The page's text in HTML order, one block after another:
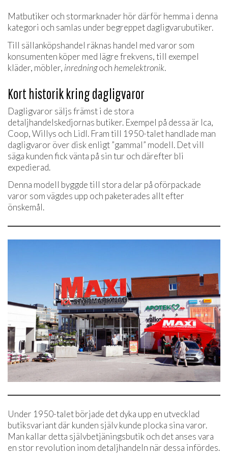
Matbutiker och stormarknader hör därför hemma i denna
kategori och samlas under begreppet dagligvarubutiker.
Till sällanköpshandel räknas handel med varor som
konsumenten köper med lägre frekvens, till exempel
kläder, möbler, inredningoch hemelektronik.
Kort historik kring dagligvaror
Dagligvaror säljs främst i de stora
detaljhandelskedjornas butiker. Exempel på dessa är Ica,
Coop,Willys och Lidl. Fram till 1950-talet handlade man
dagligvaror över disk enligt ”gammal” modell. Det vill
säga kunden fick vänta på sin tur och därefter bli
expedierad.
Denna modell byggde till stora delar på oförpackade
varor som vägdes upp och paketerades allt efter
önskemål.
Under 1950-talet började det dyka upp en utvecklad
butiksvariant där kunden själv kunde plocka sina varor.
Man kallar detta självbetjäningsbutik och det anses vara
en stor revolution inom detaljhandeln när dessa infördes.